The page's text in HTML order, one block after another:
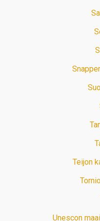
Teijon
Unescon